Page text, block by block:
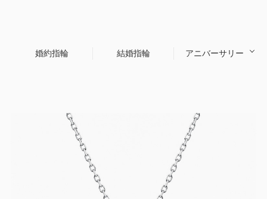
婚約指輪 結婚指輪 アニバーサリー